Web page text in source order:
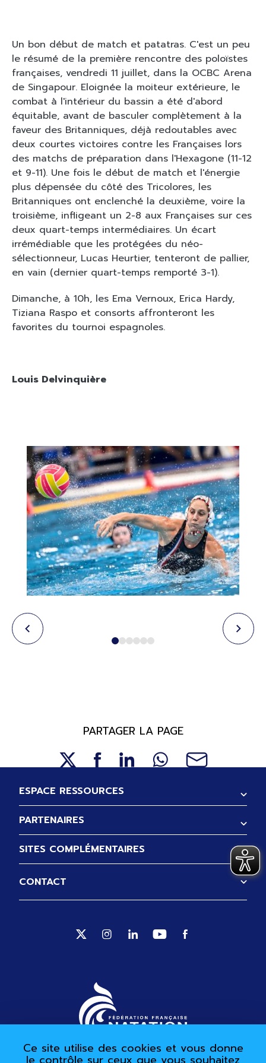
Un bon début de match et patatras. C'est un peu
le résumé de la première rencontre des poloïstes
françaises, vendredi 11 juillet, dans la OCBC Arena
de Singapour. Eloignée la moiteur extérieure, le
combat à l'intérieur du bassin a été d'abord
équitable, avant de basculer complètement à la
faveur des Britanniques, déjà redoutables avec
deux courtes victoires contre les Françaises lors
des matchs de préparation dans l'Hexagone (11-12
et 9-11). Une fois le début de match et l'énergie
plus dépensée du côté des Tricolores, les
Britanniques ont enclenché la deuxième, voire la
troisième, infligeant un 2-8 aux Françaises sur ces
deux quart-temps intermédiaires. Un écart
irrémédiable que les protégées du néo-
sélectionneur, Lucas Heurtier, tenteront de pallier,
en vain (dernier quart-temps remporté 3-1).
Dimanche, à 10h, les Ema Vernoux, Erica Hardy,
Tiziana Raspo et consorts affronteront les
favorites du tournoi espagnoles.
Louis Delvinquière
PARTAGER LA PAGE
Pied de page
ESPACE RESSOURCES
PARTENAIRES
SITES COMPLÉMENTAIRES
CONTACT
Suivez-nous sur Twitter (Ouverture
Suivez-nous sur Instagram
Suivez-nous sur Linkedin
Suivez-nous sur
Suivez-nous
Ce site utilise des cookies et vous donne